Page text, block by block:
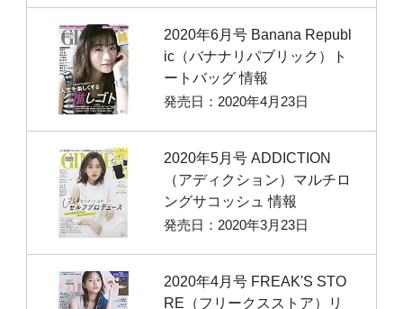
2020年6月号 Banana Republ
ic（バナナリパブリック）ト
ートバッグ 情報
発売日：2020年4月23日
2020年5月号 ADDICTION
（アディクション）マルチロ
ングサコッシュ 情報
発売日：2020年3月23日
2020年4月号 FREAK'S STO
RE（フリークスストア）リ